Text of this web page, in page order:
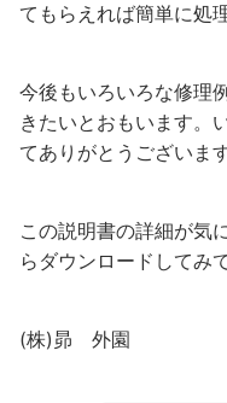
てもらえれば簡単に処
今後もいろいろな修理
きたいとおもいます。
てありがとうございま
この説明書の詳細が気
らダウンロードしてみ
(株)昴 外園